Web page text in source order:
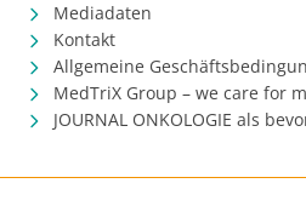
Mediadaten
Kontakt
Allgemeine
MedTriX Group – we care for
JOURNAL ONKOLOGIE als